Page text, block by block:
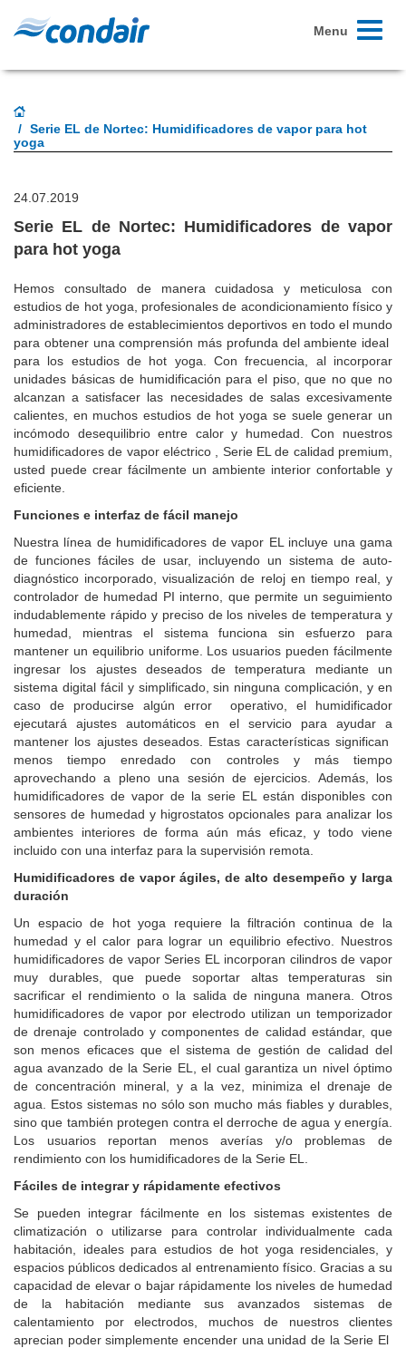
Toggle
Menu
Serie EL de Nortec: Humidificadores de vapor para hot
yoga
24.07.2019
Serie EL de Nortec: Humidificadores de vapor
para hot yoga
Hemos consultado de manera cuidadosa y meticulosa con
estudios de hot yoga, profesionales de acondicionamiento físico y
administradores de establecimientos deportivos en todo el mundo
para obtener una comprensión más profunda del ambiente ideal
para los estudios de hot yoga. Con frecuencia, al incorporar
unidades básicas de humidificación para el piso, que no que no
alcanzan a satisfacer las necesidades de salas excesivamente
calientes, en muchos estudios de hot yoga se suele generar un
incómodo desequilibrio entre calor y humedad. Con nuestros
humidificadores de vapor eléctrico , Serie EL de calidad premium,
usted puede crear fácilmente un ambiente interior confortable y
eficiente.
Funciones e interfaz de fácil manejo
Nuestra línea de humidificadores de vapor EL incluye una gama
de funciones fáciles de usar, incluyendo un sistema de auto-
diagnóstico incorporado, visualización de reloj en tiempo real, y
controlador de humedad PI interno, que permite un seguimiento
indudablemente rápido y preciso de los niveles de temperatura y
humedad, mientras el sistema funciona sin esfuerzo para
mantener un equilibrio uniforme. Los usuarios pueden fácilmente
ingresar los ajustes deseados de temperatura mediante un
sistema digital fácil y simplificado, sin ninguna complicación, y en
caso de producirse algún error operativo, el humidificador
ejecutará ajustes automáticos en el servicio para ayudar a
mantener los ajustes deseados. Estas características significan
menos tiempo enredado con controles y más tiempo
aprovechando a pleno una sesión de ejercicios. Además, los
humidificadores de vapor de la serie EL están disponibles con
sensores de humedad y higrostatos opcionales para analizar los
ambientes interiores de forma aún más eficaz, y todo viene
incluido con una interfaz para la supervisión remota.
Humidificadores de vapor ágiles, de alto desempeño y larga
duración
Un espacio de hot yoga requiere la filtración continua de la
humedad y el calor para lograr un equilibrio efectivo. Nuestros
humidificadores de vapor Series EL incorporan cilindros de vapor
muy durables, que puede soportar altas temperaturas sin
sacrificar el rendimiento o la salida de ninguna manera. Otros
humidificadores de vapor por electrodo utilizan un temporizador
de drenaje controlado y componentes de calidad estándar, que
son menos eficaces que el sistema de gestión de calidad del
agua avanzado de la Serie EL, el cual garantiza un nivel óptimo
de concentración mineral, y a la vez, minimiza el drenaje de
agua. Estos sistemas no sólo son mucho más fiables y durables,
sino que también protegen contra el derroche de agua y energía.
Los usuarios reportan menos averías y/o problemas de
rendimiento con los humidificadores de la Serie EL.
Fáciles de integrar y rápidamente efectivos
Se pueden integrar fácilmente en los sistemas existentes de
climatización o utilizarse para controlar individualmente cada
habitación, ideales para estudios de hot yoga residenciales, y
espacios públicos dedicados al entrenamiento físico. Gracias a su
capacidad de elevar o bajar rápidamente los niveles de humedad
de la habitación mediante sus avanzados sistemas de
calentamiento por electrodos, muchos de nuestros clientes
aprecian poder simplemente encender una unidad de la Serie El